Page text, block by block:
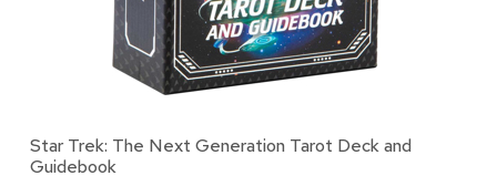
Star Trek: The Next Generation Tarot Deck and
Guidebook